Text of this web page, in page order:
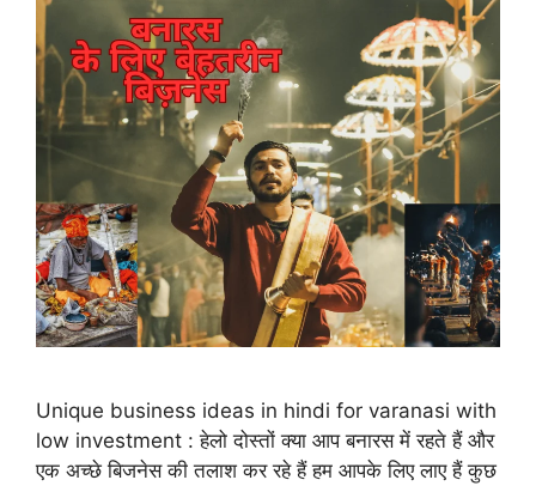
Unique business ideas in hindi for varanasi with
low investment : हेलो दोस्तों क्या आप बनारस में रहते हैं और
एक अच्छे बिजनेस की तलाश कर रहे हैं हम आपके लिए लाए हैं कुछ